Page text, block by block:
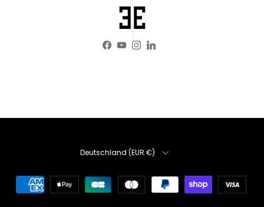
Facebook
YouTube
Instagram
LinkedIn
Deutschland (EUR €)